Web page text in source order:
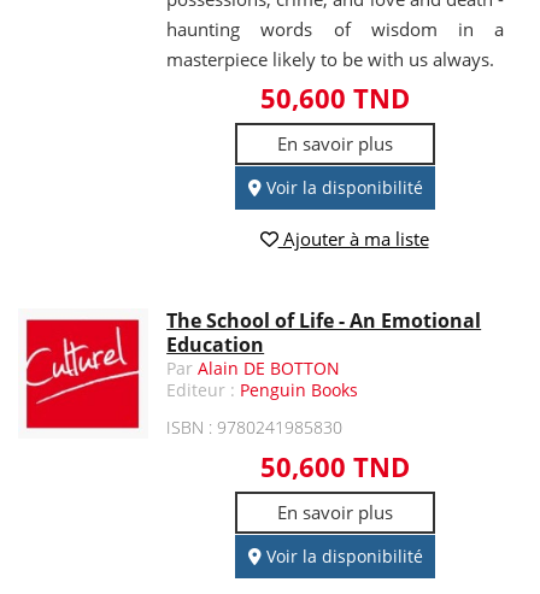
haunting words of wisdom in a
masterpiece likely to be with us always.
50,600 TND
En savoir plus
Voir la disponibilité
Ajouter à ma liste
The School of Life - An Emotional
Education
ParAlain DE BOTTON
Editeur : Penguin Books
ISBN : 9780241985830
50,600 TND
En savoir plus
Voir la disponibilité